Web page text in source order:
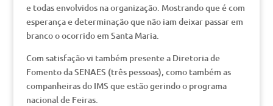
e todas envolvidos na organização. Mostrando que é com
esperança e determinação que não iam deixar passar em
branco o ocorrido em Santa Maria.
Com satisfação vi também presente a Diretoria de
Fomento da SENAES (três pessoas), como também as
companheiras do IMS que estão gerindo o programa
nacional de Feiras.